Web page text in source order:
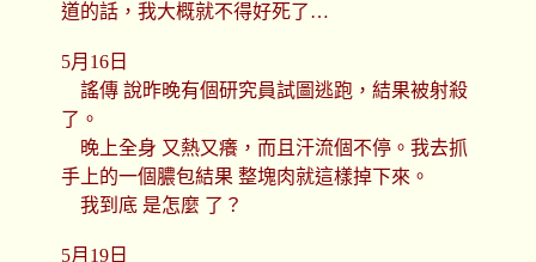
道的話，我大概就不得好死了…
5月16日
謠傳 說昨晚有個研究員試圖逃跑，結果被射殺
了。
晚上全身 又熱又癢，而且汗流個不停。我去抓
手上的一個膿包結果 整塊肉就這樣掉下來。
我到底 是怎麼 了？
5月19日